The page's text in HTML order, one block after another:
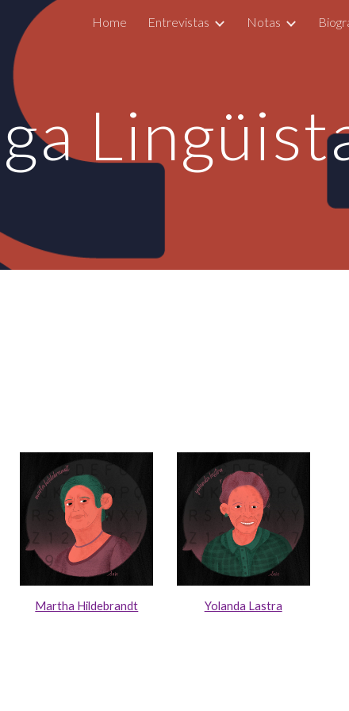
to main content Skip to
Home Entrevistas Notas
Martha Hildebrandt Yolanda Lastra